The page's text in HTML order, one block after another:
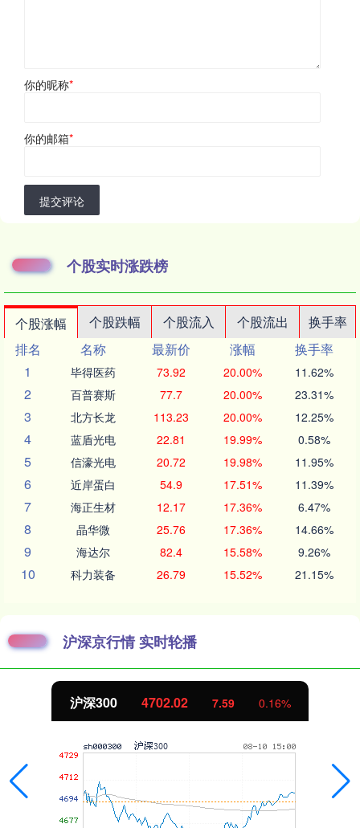
你的昵称*
你的邮箱*
提交评论
个股实时涨跌榜
个股涨幅 个股跌幅 个股流入 个股流出
换手率
排名
名称 最新价 涨幅
换手率
1
毕得医药 73.92 20.00% 11.62%
2 百普赛斯 77.7 20.00% 23.31%
3 北方长龙 113.23 20.00% 12.25%
4 蓝盾光电 22.81 19.99% 0.58%
5 信濠光电 20.72 19.98% 11.95%
6 近岸蛋白 54.9 17.51% 11.39%
7 海正生材 12.17 17.36% 6.47%
8 晶华微 25.76 17.36% 14.66%
9 海达尔 82.4 15.58% 9.26%
10 科力装备 26.79 15.52% 21.15%
沪深京行情 实时轮播
0.16% 北证50 1122.88